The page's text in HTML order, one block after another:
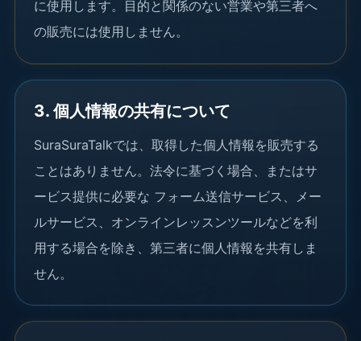
に使用します。目的と関係のない営業や第三者へ
の販売には使用しません。
3. 個人情報の共有について
SuraSuraTalkでは、取得した個人情報を販売する
ことはありません。法令に基づく場合、またはサ
ービス提供に必要な フォーム送信サービス、メー
ルサービス、オンラインレッスンツールなどを利
用する場合を除き、第三者に個人情報を共有しま
せん。